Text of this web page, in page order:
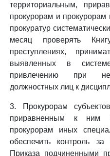
территориальным,
прокурорам и
прокуратур
месяц проверять
преступлениях,
выявленных в
привлечению при
должностных лиц к
3. Прокурорам
приравненным к ним
прокурорам иных
обеспечить контроль
Приказа подчиненными